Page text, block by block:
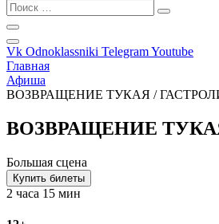
Vk Odnoklassniki TelegramYoutube
Главная
Афиша
ВОЗВРАЩЕНИЕ ТУКАЯ /
ВОЗВРАЩЕНИЕ
Большая сцена
Купить билеты
2 часа 15 мин